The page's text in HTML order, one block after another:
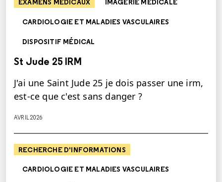
EXAMENS MÉDICAUX IMAGERIE MÉDICALE
CARDIOLOGIE ET MALADIES VASCULAIRES
DISPOSITIF MÉDICAL
St Jude 25 IRM
J'ai une Saint Jude 25 je dois passer une irm,
est-ce que c'est sans danger ?
AVRIL 2026
RECHERCHE D'INFORMATIONS
CARDIOLOGIE ET MALADIES VASCULAIRES